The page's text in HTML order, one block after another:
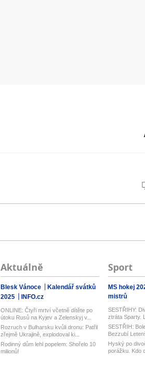
Aktuálně
Blesk Vánoce
Kalendář svátků
2025
INFO.cz
ONLINE: Čtyři mrtví včetně dítěte po
útoku Rusů na Kyjev a Zelenskyj v...
Rozruch v Bulharsku kvůli dronu: Patřil
zřejmě Ukrajině, explodoval ki...
Rodinný dům lehl popelem: Shořelo 10
milionů!
Sport
MS hokej
mistrů
SESTŘIHY:
ztráta Sparty.
SESTŘIH:
Bezzubí
Hyský po
porážku. Kdo